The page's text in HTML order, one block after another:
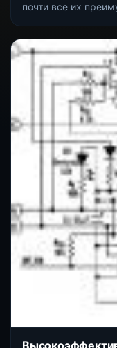
почти все их